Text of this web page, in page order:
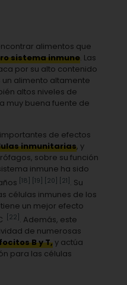
alimentos que
sistema inmune. Las
por su alto contenido
un alimento altamente
altos niveles de
muy buena fuente de
de efectos
inmunitarias, y
sobre su función
inmune ha sido
[18] [19] [20] [21] . Su
células inmunes de los
un mejor efecto
[22] . Además, este
de numerosas
B y T,y actúa
para las células